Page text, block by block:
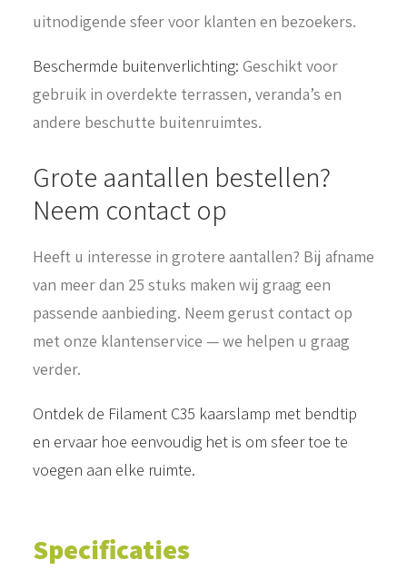
uitnodigende sfeer voor klanten en bezoekers.
Beschermde buitenverlichting: Geschikt voor
gebruik in overdekte terrassen, veranda’s en
andere beschutte buitenruimtes.
Grote aantallen bestellen?
Neem contact op
Heeft u interesse in grotere aantallen? Bij afname
van meer dan 25 stuks maken wij graag een
passende aanbieding. Neem gerust contact op
met onze klantenservice — we helpen u graag
verder.
Ontdek de Filament C35 kaarslamp met bendtip
en ervaar hoe eenvoudig het is om sfeer toe te
voegen aan elke ruimte.
Specificaties